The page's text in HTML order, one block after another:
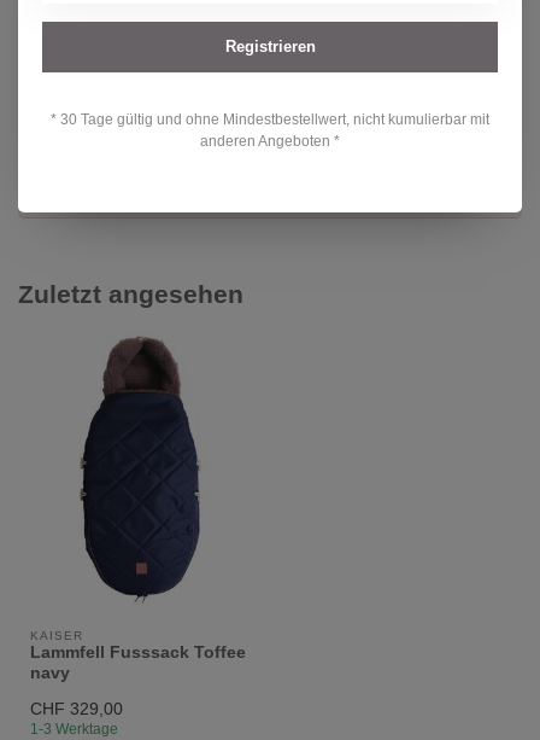
Hast du Fragen zu diesem Produkt?
Oder brauchst du Hilfe bei deiner Bestellung? Kontaktiere unseren
Zuletzt angesehen
KAISER
Lammfell Fusssack Toffee
navy
CHF 329,00
1-3 Werktage
Registrieren
* 30 Tage gültig und ohne Mindestbestellwert, nicht kumulierbar mit
anderen Angeboten *